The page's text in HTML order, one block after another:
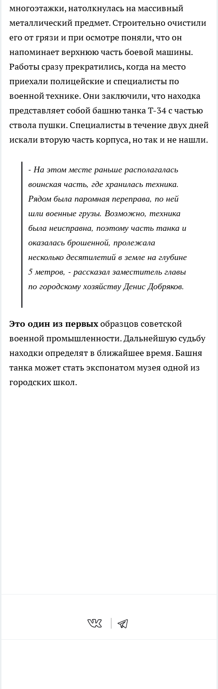
многоэтажки, натолкнулась на массивный
металлический предмет. Строительно очистили
его от грязи и при осмотре поняли, что он
напоминает верхнюю часть боевой машины.
Работы сразу прекратились, когда на место
приехали полицейские и специалисты по
военной технике. Они заключили, что находка
представляет собой башню танка Т-34 с частью
ствола пушки. Специалисты в течение двух дней
искали вторую часть корпуса, но так и не нашли.
- На этом месте раньше располагалась
воинская часть, где хранилась техника.
Рядом была паромная переправа, по ней
шли военные грузы. Возможно, техника
была неисправна, поэтому часть танка и
оказалась брошенной, пролежала
несколько десятилетий в земле на глубине
5 метров, - рассказал заместитель главы
по городскому хозяйству Денис Добряков.
Это один из первыхобразцов советской
военной промышленности. Дальнейшую судьбу
находки определят в ближайшее время. Башня
танка может стать экспонатом музея одной из
городских школ.